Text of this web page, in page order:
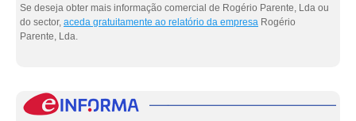
Se deseja obter mais informação comercial de Rogério Parente, Lda ou
do sector, aceda gratuitamente ao relatório da empresa Rogério
Parente, Lda.